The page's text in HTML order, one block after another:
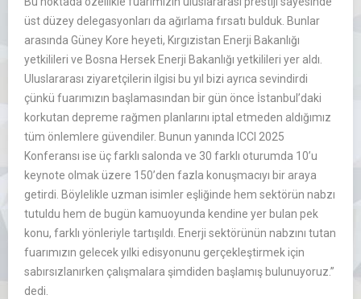
üst düzey delegasyonları da ağırlama fırsatı bulduk. Bunlar
arasında Güney Kore heyeti, Kırgızistan Enerji Bakanlığı
yetkilileri ve Bosna Hersek Enerji Bakanlığı yetkilileri yer aldı.
Uluslararası ziyaretçilerin ilgisi bu yıl bizi ayrıca sevindirdi
çünkü fuarımızın başlamasından bir gün önce İstanbul’daki
korkutan depreme rağmen planlarını iptal etmeden aldığımız
tüm önlemlere güvendiler. Bunun yanında ICCI 2025
Konferansı ise üç farklı salonda ve 30 farklı oturumda 10’u
keynote olmak üzere 150’den fazla konuşmacıyı bir araya
getirdi. Böylelikle uzman isimler eşliğinde hem sektörün nabzı
tutuldu hem de bugün kamuoyunda kendine yer bulan pek
konu, farklı yönleriyle tartışıldı. Enerji sektörünün nabzını tutan
fuarımızın gelecek yılki edisyonunu gerçekleştirmek için
sabırsızlanırken çalışmalara şimdiden başlamış bulunuyoruz.”
dedi.